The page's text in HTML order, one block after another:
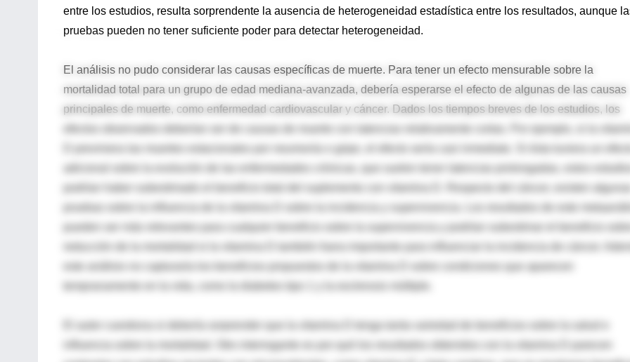
entre los estudios, resulta sorprendente la ausencia de heterogeneidad estadística entre los resultados, aunque
pruebas pueden no tener suficiente poder para detectar heterogeneidad.
El análisis no pudo considerar las causas específicas de muerte. Para tener un efecto mensurable sobre la
mortalidad total para un grupo de edad mediana-avanzada, debería esperarse el efecto de algunas de las causas
principales de muerte, como enfermedad cardiovascular y cáncer. Dados los tiempos breves de los estudios, los
adicional sobre la evolución de las enfermedades crónicas, que suelen tener latencias prolongadas, estos estudios
podrían haber subestimado el beneficio total del suplemento con vitamina D. Respecto del cáncer, existen algunas
pruebas sobre la influencia de la vitamina D sobre la incidencia y supervivencia. Los resultados de este
pueden ser más relevantes para cualquier beneficio sobre la supervivencia y podrían subestimar el beneficio
reducción de la mortalidad si la vitamina D también fuera importante para influenciar la incidencia de cáncer.
este análisis no capturaría los beneficios propuestos de la vitamina D sobre condiciones que aparecen
El autor cuestiona si debería sorprender que la vitamina D tenga tanta variedad de beneficios sobre la salud e
influencia sobre la mortalidad. Otro interrogante es por qué los resultados obtenidos con la vitamina D parecen